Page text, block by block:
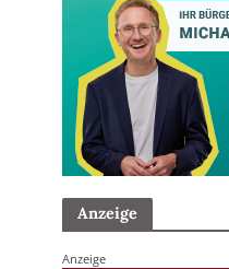
Anzeige
Anzeige